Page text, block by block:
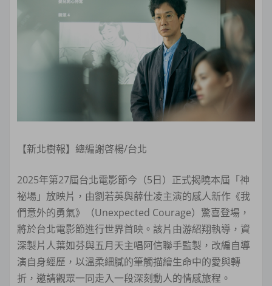
【新北樹報】總編謝啓楊/台北
2025年第27屆台北電影節今（5日）正式揭曉本屆「神
祕場」放映片，由劉若英與薛仕凌主演的感人新作《我
們意外的勇氣》（Unexpected Courage）驚喜登場，
將於台北電影節進行世界首映。該片由游紹翔執導，資
深製片人葉如芬與五月天主唱阿信聯手監製，改編自導
演自身經歷，以溫柔細膩的筆觸描繪生命中的愛與轉
折，邀請觀眾一同走入一段深刻動人的情感旅程。